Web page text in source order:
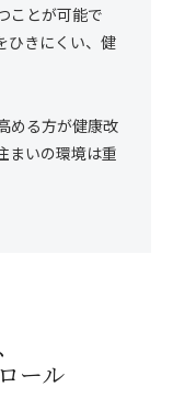
ことが可能で
ひきにくい、健
める方が健康改
まいの環境は重
ール